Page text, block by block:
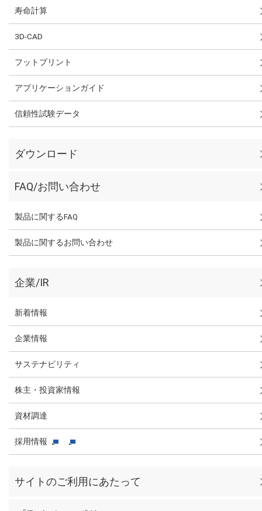
寿命計算
3D-CAD
フットプリント
アプリケーションガイド
信頼性試験データ
ダウンロード
FAQ/お問い合わせ
製品に関するFAQ
製品に関するお問い合わせ
企業/IR
新着情報
企業情報
サステナビリティ
株主・投資家情報
資材調達
採用情報
サイトのご利用にあたって